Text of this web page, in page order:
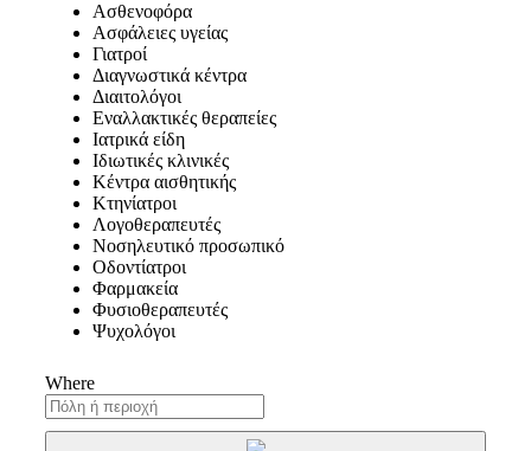
Ασθενοφόρα
Ασφάλειες υγείας
Γιατροί
Διαγνωστικά κέντρα
Διαιτολόγοι
Εναλλακτικές θεραπείες
Ιατρικά είδη
Ιδιωτικές κλινικές
Κέντρα αισθητικής
Κτηνίατροι
Λογοθεραπευτές
Νοσηλευτικό προσωπικό
Οδοντίατροι
Φαρμακεία
Φυσιοθεραπευτές
Ψυχολόγοι
Where